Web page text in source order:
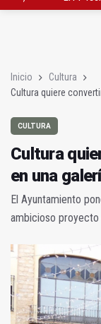
Inicio
Cultura
Cultura quiere
CULTURA
Cultura
en una
El Ayuntamiento
ambicioso